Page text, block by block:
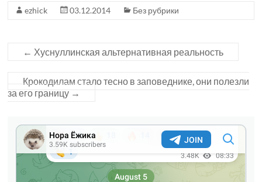
ezhick 03.12.2014 Без рубрики
← Хуснуллинская альтернативная реальность
Крокодилам стало тесно в заповеднике, они полезли
за его границу →